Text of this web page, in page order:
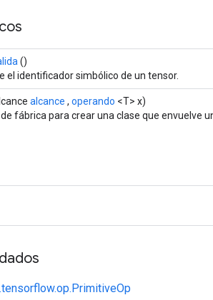
()
el identificador simbólico de un tensor.
alcance , operando <T> x)
fábrica para crear una clase que envuelve